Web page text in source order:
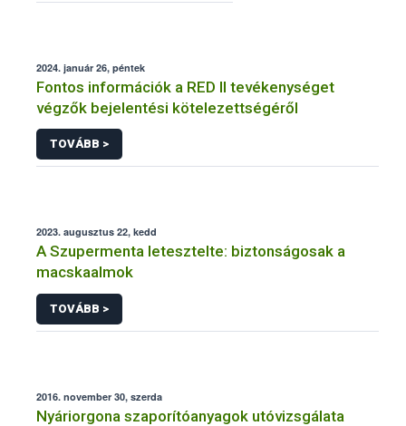
2024. január 26, péntek
Fontos információk a RED II tevékenységet
végzők bejelentési kötelezettségéről
TOVÁBB >
2023. augusztus 22, kedd
A Szupermenta letesztelte: biztonságosak a
macskaalmok
TOVÁBB >
2016. november 30, szerda
Nyáriorgona szaporítóanyagok utóvizsgálata